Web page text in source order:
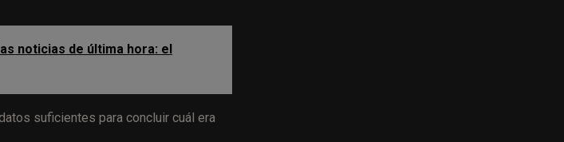
noticias de última hora: el
suficientes para concluir cuál era